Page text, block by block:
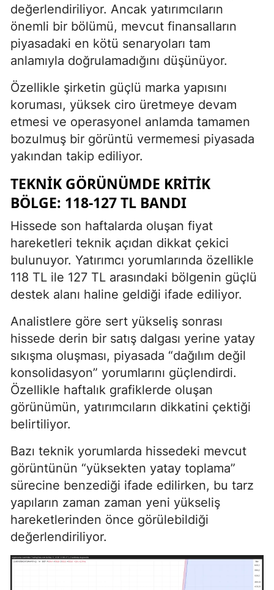
değerlendiriliyor. Ancak yatırımcıların
önemli bir bölümü, mevcut finansalların
piyasadaki en kötü senaryoları tam
anlamıyla doğrulamadığını düşünüyor.
Özellikle şirketin güçlü marka yapısını
koruması, yüksek ciro üretmeye devam
etmesi ve operasyonel anlamda tamamen
bozulmuş bir görüntü vermemesi piyasada
yakından takip ediliyor.
TEKNIK GÖRÜNÜMDE KRITIK
BÖLGE: 118-127 TL BANDI
Hissede son haftalarda oluşan fiyat
hareketleri teknik açıdan dikkat çekici
bulunuyor. Yatırımcı yorumlarında özellikle
118 TL ile 127 TL arasındaki bölgenin güçlü
destek alanı haline geldiği ifade ediliyor.
Analistlere göre sert yükseliş sonrası
hissede derin bir satış dalgası yerine yatay
sıkışma oluşması, piyasada “dağılım değil
konsolidasyon” yorumlarını güçlendirdi.
Özellikle haftalık grafiklerde oluşan
görünümün, yatırımcıların dikkatini çektiği
belirtiliyor.
Bazı teknik yorumlarda hissedeki mevcut
görüntünün “yüksekten yatay toplama”
sürecine benzediği ifade edilirken, bu tarz
yapıların zaman zaman yeni yükseliş
hareketlerinden önce görülebildiği
değerlendiriliyor.